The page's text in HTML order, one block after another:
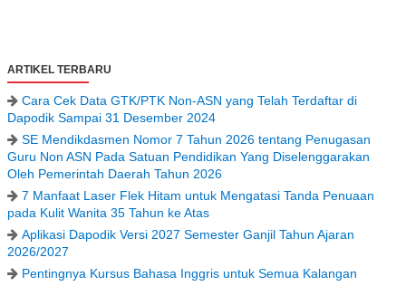
ARTIKEL TERBARU
Cara Cek Data GTK/PTK Non-ASN yang Telah Terdaftar di
Dapodik Sampai 31 Desember 2024
SE Mendikdasmen Nomor 7 Tahun 2026 tentang Penugasan
Guru Non ASN Pada Satuan Pendidikan Yang Diselenggarakan
Oleh Pemerintah Daerah Tahun 2026
7 Manfaat Laser Flek Hitam untuk Mengatasi Tanda Penuaan
pada Kulit Wanita 35 Tahun ke Atas
Aplikasi Dapodik Versi 2027 Semester Ganjil Tahun Ajaran
2026/2027
Pentingnya Kursus Bahasa Inggris untuk Semua Kalangan